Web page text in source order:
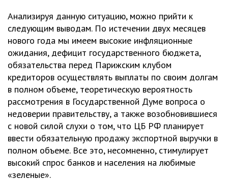
Анализируя данную ситуацию, можно прийти к
следующим выводам. По истечении двух месяцев
нового года мы имеем высокие инфляционные
ожидания, дефицит государственного бюджета,
обязательства перед Парижским клубом
кредиторов осуществлять выплаты по своим долгам
в полном объеме, теоретическую вероятность
рассмотрения в Государственной Думе вопроса о
недоверии правительству, а также возобновившиеся
с новой силой слухи о том, что ЦБ РФ планирует
ввести обязательную продажу экспортной выручки в
полном объеме. Все это, несомненно, стимулирует
высокий спрос банков и населения на любимые
«зеленые».